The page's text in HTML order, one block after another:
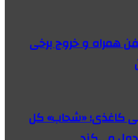
همراه و خروج برخی
کاغذی؛ «شحاب» کل